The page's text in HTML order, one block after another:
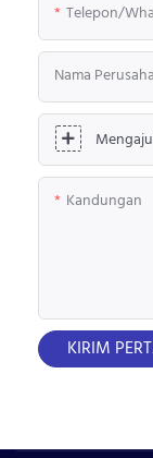
Telepon/
Nama
Kandungan
KIRIM